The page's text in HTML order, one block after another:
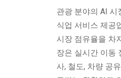
관광 분야의 AI 시
식업 서비스 제공
시장 점유율을 차
장은 실시간 이동
사, 철도, 차량 공